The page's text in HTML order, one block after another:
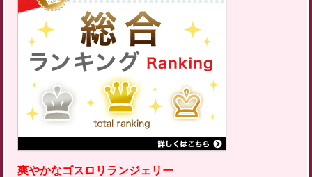
爽やかなゴスロリランジェリー